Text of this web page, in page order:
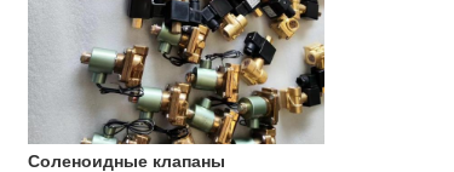
Соленоидные клапаны